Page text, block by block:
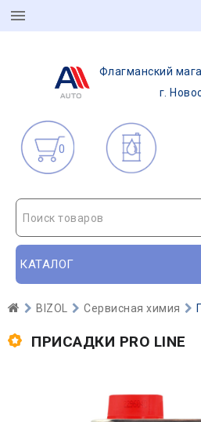
Флагманский
г.
0
Поиск товаров
КАТАЛОГ
BIZOL Сервисная химия
ПРИСАДКИ PRO LINE